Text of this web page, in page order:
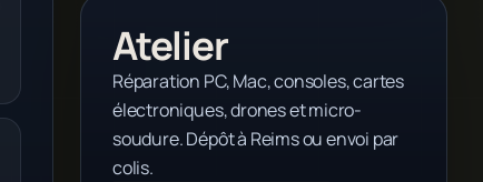
Atelier
Réparation PC, Mac, consoles, cartes
électroniques, drones et micro-
soudure. Dépôt à Reims ou envoi par
colis.